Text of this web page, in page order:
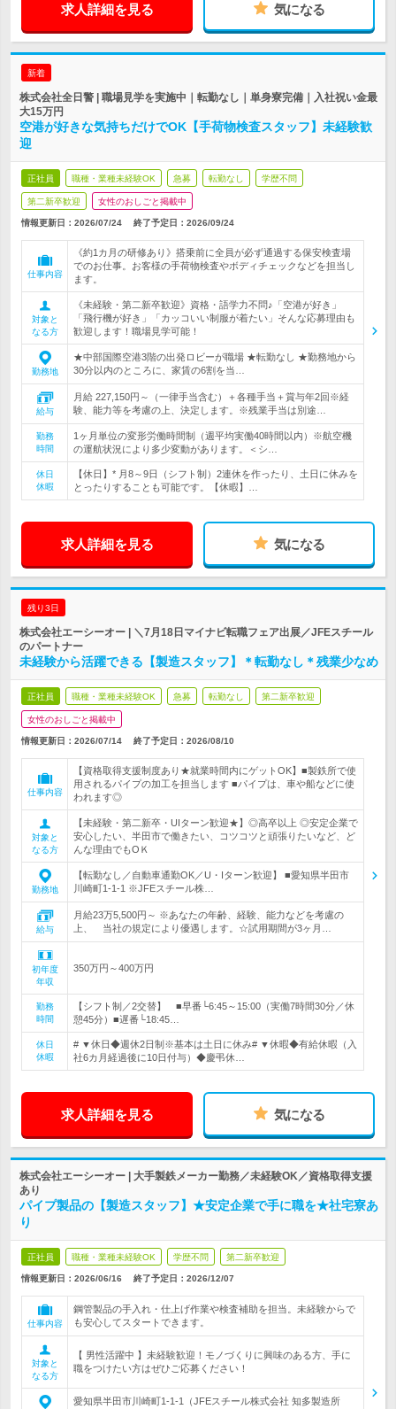
求人詳細を見る 気になる
新着
株式会社全日警 | 職場見学を実施中｜転勤なし｜単身寮完備｜入社祝い金最
大15万円
空港が好きな気持ちだけでOK【手荷物検査スタッフ】未経験歓
迎
正社員 職種・業種未経験OK 急募 転勤なし 学歴不問
第二新卒歓迎 女性のおしごと掲載中
情報更新日：2026/07/24 終了予定日： 2026/09/24
仕事内容
《約1カ月の研修あり》搭乗前に全員が必ず通過する保安検査場
でのお仕事。お客様の手荷物検査やボディチェックなどを担当し
ます。
対象と
なる方
《未経験・第二新卒歓迎》資格・語学力不問♪「空港が好き」
「飛行機が好き」「カッコいい制服が着たい」そんな応募理由も
歓迎します！職場見学可能！
勤務地
★中部国際空港3階の出発ロビーが職場 ★転勤なし ★勤務地から
30分以内のところに、家賃の6割を当…
給与
月給 227,150円～（一律手当含む）＋各種手当＋賞与年2回※経
験、能力等を考慮の上、決定します。※残業手当は別途…
勤務
時間
1ヶ月単位の変形労働時間制（週平均実働40時間以内）※航空機
の運航状況により多少変動があります。＜シ…
休日
休暇
【休日】* 月8～9日（シフト制）2連休を作ったり、土日に休みを
とったりすることも可能です。【休暇】…
求人詳細を見る 気になる
残り3日
株式会社エーシーオー | ＼7月18日マイナビ転職フェア出展／JFEスチール
のパートナー
未経験から活躍できる【製造スタッフ】＊転勤なし＊残業少なめ
正社員 職種・業種未経験OK 急募 転勤なし 第二新卒歓迎
女性のおしごと掲載中
情報更新日：2026/07/14 終了予定日： 2026/08/10
仕事内容
【資格取得支援制度あり★就業時間内にゲットOK】■製鉄所で使
用されるパイプの加工を担当します ■パイプは、車や船などに使
われます◎
対象と
なる方
【未経験・第二新卒・UIターン歓迎★】◎高卒以上 ◎安定企業で
安心したい、半田市で働きたい、コツコツと頑張りたいなど、ど
んな理由でもOＫ
勤務地
【転勤なし／自動車通勤OK／U・Iターン歓迎】 ■愛知県半田市
川崎町1-1-1 ※JFEスチール株…
給与
月給23万5,500円～ ※あなたの年齢、経験、能力などを考慮の
上、 当社の規定により優遇します。☆試用期間が3ヶ月…
初年度
年収
350万円～400万円
勤務
時間
【シフト制／2交替】 ■早番└6:45～15:00（実働7時間30分／休
憩45分）■遅番└18:45…
休日
休暇
# ▼休日◆週休2日制※基本は土日に休み# ▼休暇◆有給休暇（入
社6カ月経過後に10日付与）◆慶弔休…
求人詳細を見る 気になる
株式会社エーシーオー | 大手製鉄メーカー勤務／未経験OK／資格取得支援
あり
パイプ製品の【製造スタッフ】★安定企業で手に職を★社宅寮あ
り
正社員 職種・業種未経験OK 学歴不問 第二新卒歓迎
情報更新日：2026/06/16 終了予定日： 2026/12/07
仕事内容
鋼管製品の手入れ・仕上げ作業や検査補助を担当。未経験からで
も安心してスタートできます。
対象と
なる方
【 男性活躍中 】未経験歓迎！モノづくりに興味のある方、手に
職をつけたい方はぜひご応募ください！
愛知県半田市川崎町1-1-1（JFEスチール株式会社 知多製造所